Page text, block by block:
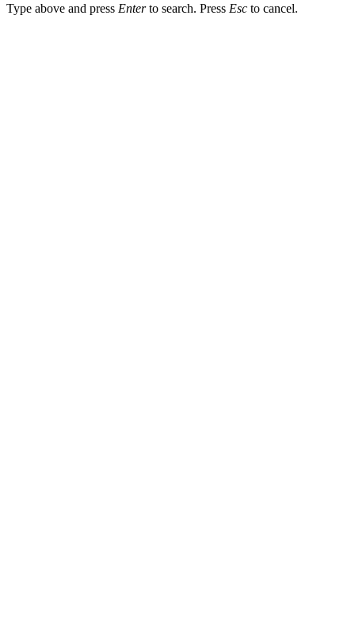
Type above and press Enterto search. Press Esc to cancel.